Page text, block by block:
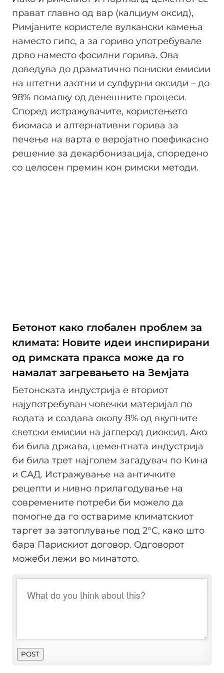
прават главно од вар (калциум оксид),
Римјаните користеле вулкански камења
наместо гипс, а за гориво употребувале
дрво наместо фосилни горива. Ова
доведува до драматично пониски емисии
на штетни азотни и сулфурни оксиди – до
98% помалку од денешните процеси.
Според истражувачите, користењето
биомаса и алтернативни горива за
печење на варта е веројатно поефикасно
решение за декарбонизација, споредено
со целосен премин кон римски методи.
Бетонот како глобален проблем за
климата: Новите идеи инспирирани
од римската пракса може да го
намалат загревањето на Земјата
Бетонската индустрија е вториот
најупотребуван човечки материјал по
водата и создава околу 8% од вкупните
светски емисии на јаглерод диоксид. Ако
би била држава, цементната индустрија
би била трет најголем загадувач по Кина
и САД. Истражување на античките
рецепти и нивно прилагодување на
современите потреби би можело да
помогне да го оствариме климатскиот
таргет за затоплување под 2°C, како што
бара Парискиот договор. Одговорот
можеби лежи во минатото.
POST